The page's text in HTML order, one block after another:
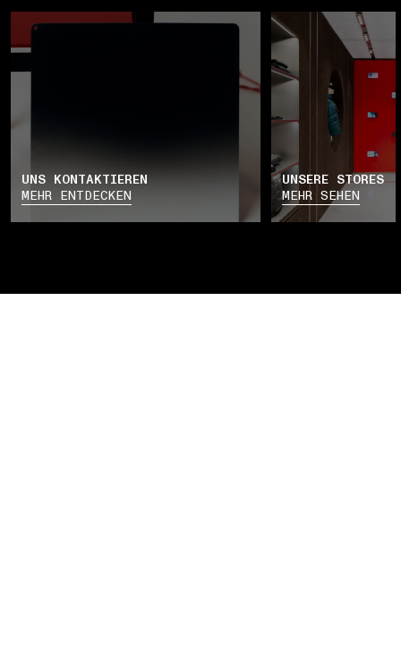
UNS KONTAKTIEREN
MEHR ENTDECKEN
UNSERE STORES
MEHR SEHEN